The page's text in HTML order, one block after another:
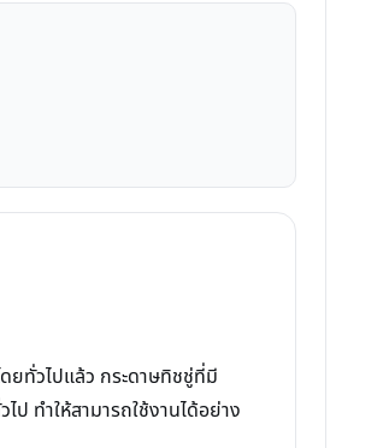
ทั่วไปแล้ว กระดาษทิชชู่ที่มี
ทำให้สามารถใช้งานได้อย่าง